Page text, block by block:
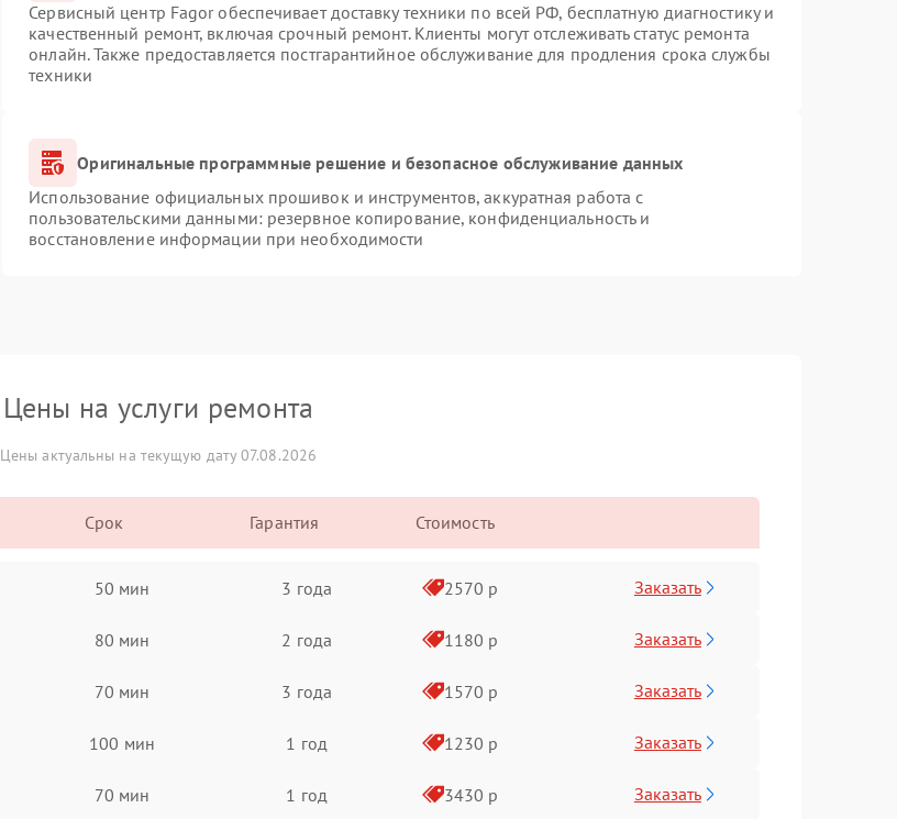
Сервисный центр Fagor обеспечивает доставку техники по всей РФ, бесплатную диагностику и
качественный ремонт, включая срочный ремонт. Клиенты могут отслеживать статус ремонта
онлайн. Также предоставляется постгарантийное обслуживание для продления срока службы
техники
Оригинальные программные решение и безопасное обслуживание данных
Использование официальных прошивок и инструментов, аккуратная работа с
пользовательскими данными: резервное копирование, конфиденциальность и
восстановление информации при необходимости
Цены на услуги ремонта
Цены актуальны на текущую дату 07.08.2026
Срок Гарантия Стоимость
50 мин 3 года 2570 р Заказать
80 мин 2 года 1180 р Заказать
70 мин 3 года 1570 р Заказать
100 мин 1 год 1230 р Заказать
70 мин 1 год 3430 р Заказать